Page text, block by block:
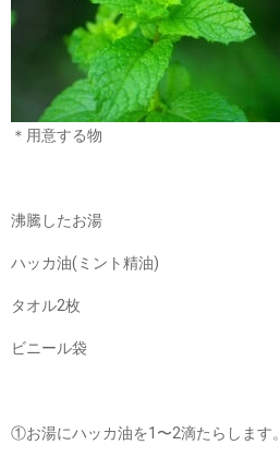
＊用意する物
沸騰したお湯
ハッカ油(ミント精油)
タオル2枚
ビニール袋
①お湯にハッカ油を1〜2滴たらします。